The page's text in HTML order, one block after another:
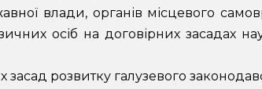
влади, органів місцевого
осіб на договірних засадах
засад розвитку галузевого